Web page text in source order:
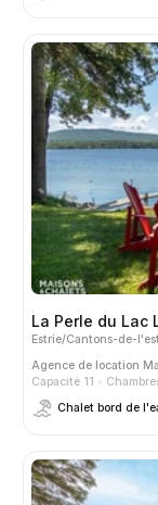
La Perle du Lac
Estrie/Cantons-de-l'est
Agence de location
Capacité 11
Chalet bord de